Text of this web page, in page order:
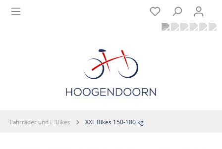
Fahrräder und E-Bikes XXL Bikes 150-180 kg